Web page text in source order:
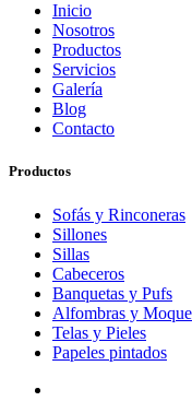
Inicio
Nosotros
Productos
Servicios
Galería
Blog
Contacto
Productos
Sofás y Rinconeras
Sillones
Sillas
Cabeceros
Banquetas y Pufs
Alfombras y
Telas y Pieles
Papeles pintados